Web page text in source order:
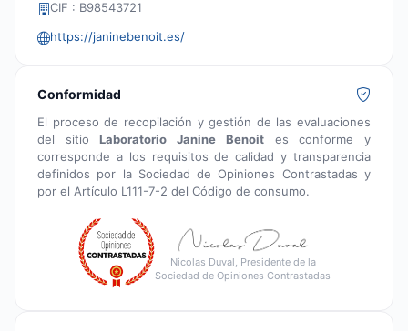
CIF : B98543721
https://janinebenoit.es/
Conformidad
El proceso de recopilación y gestión de las evaluaciones
del sitioLaboratorio Janine Benoites conforme y
corresponde a los requisitos de calidad y transparencia
definidos por la Sociedad de Opiniones Contrastadas y
por el Artículo L111-7-2 del Código de consumo.
Nicolas Duval, Presidente de la
Sociedad de Opiniones Contrastadas